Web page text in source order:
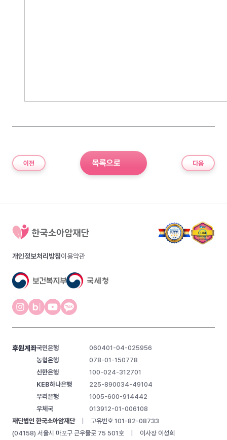
이전 목록으로 다음
개인정보처리방침이용약관
재단법인 한국소아암재단
고유번호 101-82-08733
(04158) 서울시 마포구 큰우물로 75 501호
이사장 이성희
후원계좌국민은행
060401-04-025956
농협은행
078-01-150778
신한은행
100-024-312701
KEB하나은행
225-890034-49104
우리은행
1005-600-914442
우체국
013912-01-006108